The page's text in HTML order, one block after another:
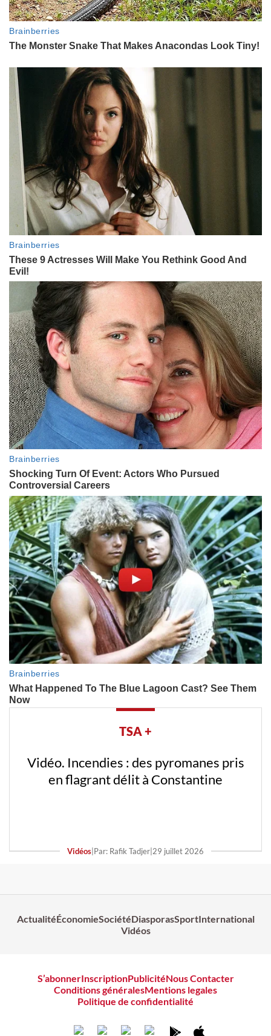
TSA +
Vidéo. Incendies : des pyromanes pris
en flagrant délit à Constantine
Vidéos Par: Rafik Tadjer 29 juillet 2026
ActualitéÉconomieSociétéDiasporasSportInternational
Vidéos
S’abonnerInscriptionPublicitéNous Contacter
Conditions généralesMentions legales
Politique de confidentialité